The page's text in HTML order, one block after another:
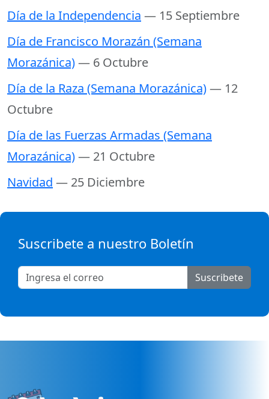
Día de la Independencia — 15 Septiembre
Día de Francisco Morazán (Semana
Morazánica)— 6 Octubre
Día de la Raza (Semana Morazánica)— 12
Octubre
Día de las Fuerzas Armadas (Semana
Morazánica)— 21 Octubre
Navidad — 25 Diciembre
Suscribete a nuestro Boletín
Suscribete